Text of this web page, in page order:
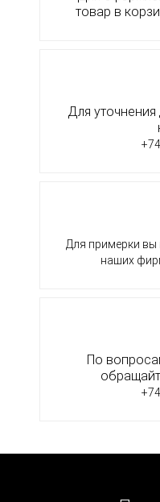
товар в
Для
Для примерки вы
наших
По